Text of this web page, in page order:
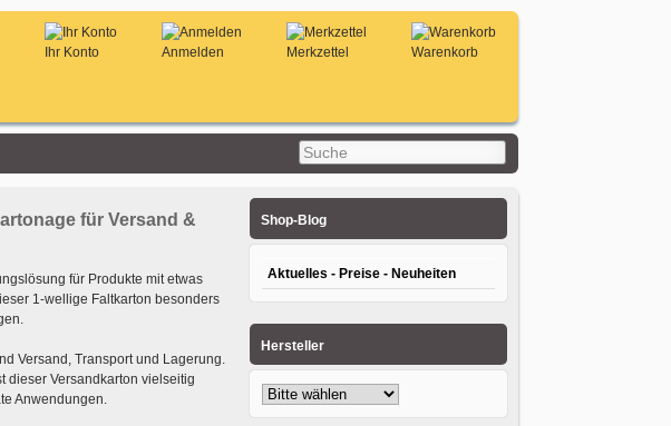
Warenkorb
Merkzettel
Anmelden
Ihr Konto
für Versand &
für Produkte mit etwas
1-wellige Faltkarton besonders
Versand, Transport und Lagerung.
dieser Versandkarton vielseitig
Anwendungen.
Shop-Blog
Aktuelles - Preise - Neuheiten
Hersteller